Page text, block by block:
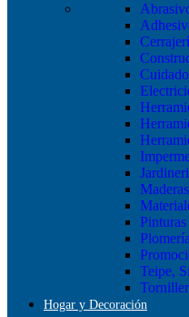
Pinturas
Plomería
Teipe,
Hogar y Decoración